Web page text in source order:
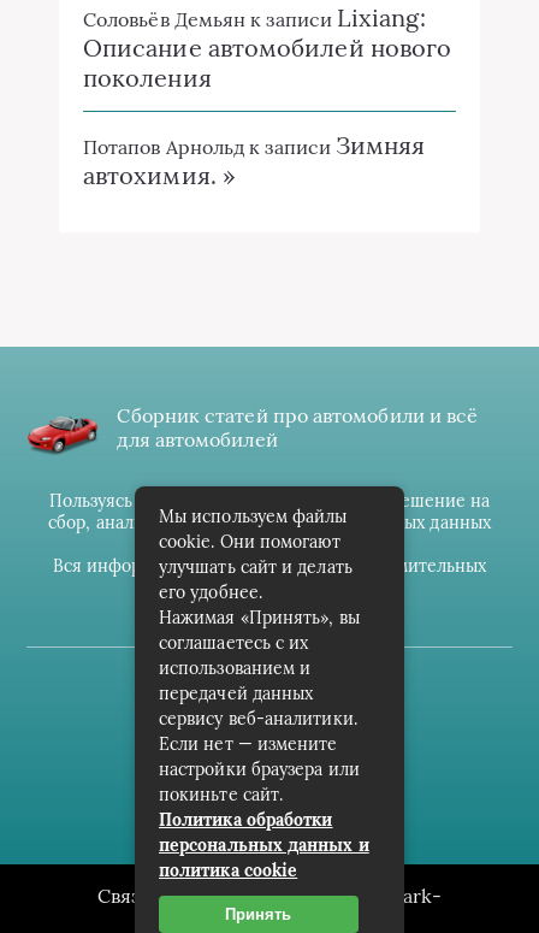
Соловьёв Демьян к записи Lixiang:
Описание автомобилей нового
поколения
Потапов Арнольд к записи Зимняя
автохимия. »
Сборник статей про автомобили и всё
для автомобилей
Пользуясь данным ресурсом вы даёте разрешение на
сбор, анализ и хранение своих персональных данных
согласноПравилам
Вся информация предоставлена в ознакомительных
целях.
(c) cpark-avto.ru
Карта сайта
О проекте
Архив
Связаться с редакцией сайта: cpark-
avto.ru@mailwebsite.ru
Мы используем файлы
cookie. Они помогают
улучшать сайт и делать
его удобнее.
Нажимая «Принять», вы
соглашаетесь с их
использованием и
передачей данных
сервису веб-аналитики.
Если нет — измените
настройки браузера или
покиньте сайт.
Политика обработки
персональных данных и
политика cookie
Принять